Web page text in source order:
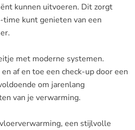
kunnen uitvoeren. Dit zorgt
kunt genieten van een
met moderne systemen.
af en toe een check-up door een
om jarenlang
van je verwarming.
een stijlvolle